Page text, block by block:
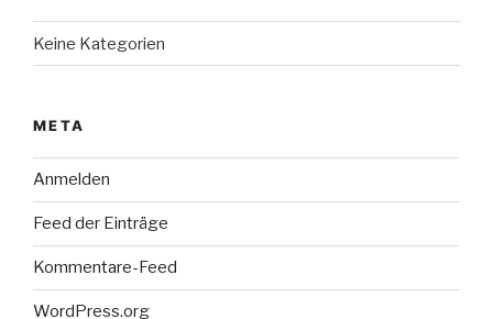
Keine Kategorien
META
Anmelden
Feed der Einträge
Kommentare-Feed
WordPress.org